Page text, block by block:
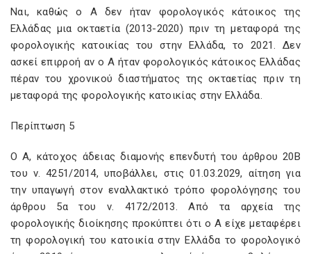
Ναι, καθώς ο Α δεν ήταν φορολογικός κάτοικος της
Ελλάδας μια οκταετία (2013-2020) πριν τη μεταφορά της
φορολογικής κατοικίας του στην Ελλάδα, το 2021. Δεν
ασκεί επιρροή αν ο Α ήταν φορολογικός κάτοικος Ελλάδας
πέραν του χρονικού διαστήματος της οκταετίας πριν τη
μεταφορά της φορολογικής κατοικίας στην Ελλάδα.
Περίπτωση 5
Ο Α, κάτοχος άδειας διαμονής επενδυτή του άρθρου 20B
του ν. 4251/2014, υποβάλλει, στις 01.03.2029, αίτηση για
την υπαγωγή στον εναλλακτικό τρόπο φορολόγησης του
άρθρου 5α του ν. 4172/2013. Από τα αρχεία της
φορολογικής διοίκησης προκύπτει ότι ο Α είχε μεταφέρει
τη φορολογική του κατοικία στην Ελλάδα το φορολογικό